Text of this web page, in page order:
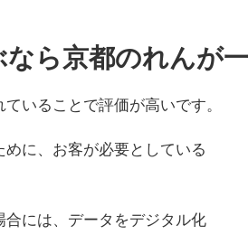
ら京都のれんが
いることで評価が高いです。
に、お客が必要としている
には、データをデジタル化